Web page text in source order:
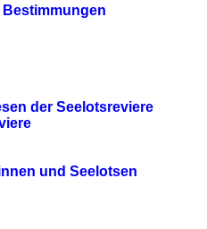
der Seelotsreviere
und Seelotsen